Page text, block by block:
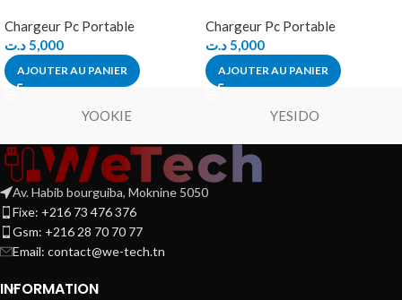
Chargeur Pc Portable
5,000د.ت
AJOUTER AU PANIER
Chargeur Pc Portable
5,000د.ت
AJOUTER AU PANIER
YOOKIE YESIDO
Av. Habib bourguiba, Moknine 5050
Fixe: +216 73 476 376
Gsm: +216 28 70 70 77
Email: contact@we-tech.tn
INFORMATION